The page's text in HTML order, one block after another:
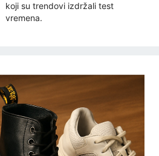
koji su trendovi izdržali test
vremena.